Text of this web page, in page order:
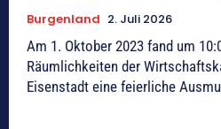
Burgenland 2. Juli 2026
Am 1. Oktober 2023 fand um
Räumlichkeiten der
Eisenstadt eine feierliche